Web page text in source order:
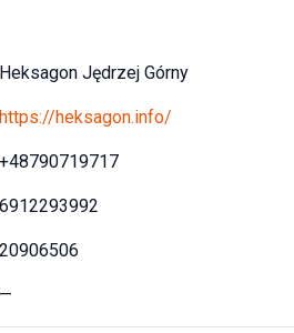
Heksagon Jędrzej Górny
https://heksagon.info/
+48790719717
6912293992
20906506
—